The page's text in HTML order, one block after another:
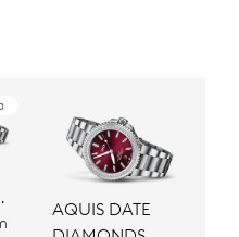
AQUIS DATE